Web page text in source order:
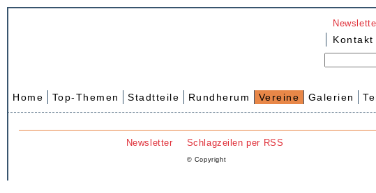
Kontakt
Home Top-Themen Stadtteile Rundherum Vereine Galerien
Newsletter Schlagzeilen per RSS
© Copyright